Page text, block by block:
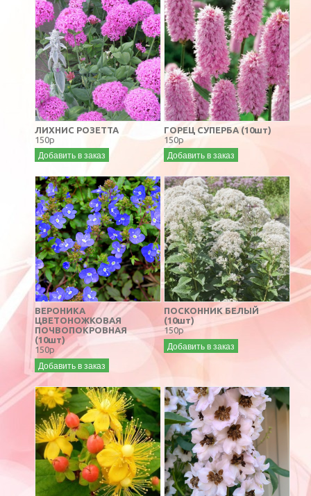
ЛИХНИС РОЗЕТТА
150р
Добавить в заказ
ГОРЕЦ СУПЕРБА (10шт)
150р
Добавить в заказ
ВЕРОНИКА
ЦВЕТОНОЖКОВАЯ
ПОЧВОПОКРОВНАЯ
(10шт)
150р
Добавить в заказ
ПОСКОННИК БЕЛЫЙ
(10шт)
150р
Добавить в заказ